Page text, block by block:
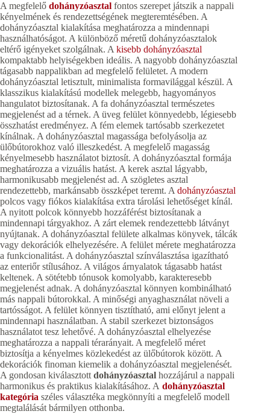
A megfelelő dohányzóasztal fontos szerepet játszik a nappali
kényelmének és rendezettségének megteremtésében. A
dohányzóasztal kialakítása meghatározza a mindennapi
használhatóságot. A különböző méretű dohányzóasztalok
eltérő igényeket szolgálnak. Akisebb dohányzóasztal
kompaktabb helyiségekben ideális. A nagyobb dohányzóasztal
tágasabb nappalikban ad megfelelő felületet. A modern
dohányzóasztal letisztult, minimalista formavilággal készül. A
klasszikus kialakítású modellek melegebb, hagyományos
hangulatot biztosítanak. A fa dohányzóasztal természetes
megjelenést ad a térnek. A üveg felület könnyedebb, légiesebb
összhatást eredményez. A fém elemek tartósabb szerkezetet
kínálnak. A dohányzóasztal magassága befolyásolja az
ülőbútorokhoz való illeszkedést. A megfelelő magasság
kényelmesebb használatot biztosít. A dohányzóasztal formája
meghatározza a vizuális hatást. A kerek asztal lágyabb,
harmonikusabb megjelenést ad. A szögletes asztal
rendezettebb, markánsabb összképet teremt. Adohányzóasztal
polcos vagy fiókos kialakítása extra tárolási lehetőséget kínál.
A nyitott polcok könnyebb hozzáférést biztosítanak a
mindennapi tárgyakhoz. A zárt elemek rendezettebb látványt
nyújtanak. A dohányzóasztal felülete alkalmas könyvek, tálcák
vagy dekorációk elhelyezésére. A felület mérete meghatározza
a funkcionalitást. A dohányzóasztal színválasztása igazítható
az enteriőr stílusához. A világos árnyalatok tágasabb hatást
keltenek. A sötétebb tónusok komolyabb, karakteresebb
megjelenést adnak. A dohányzóasztal könnyen kombinálható
más nappali bútorokkal. A minőségi anyaghasználat növeli a
tartósságot. A felület könnyen tisztítható, ami előnyt jelent a
mindennapi használatban. A stabil szerkezet biztonságos
használatot tesz lehetővé. A dohányzóasztal elhelyezése
meghatározza a nappali térarányait. A megfelelő méret
biztosítja a kényelmes közlekedést az ülőbútorok között. A
dekorációk finoman kiemelik a dohányzóasztal megjelenését.
A gondosan kiválasztottdohányzóasztal hozzájárul a nappali
harmonikus és praktikus kialakításához. A dohányzóasztal
kategória széles választéka megkönnyíti a megfelelő modell
megtalálását bármilyen otthonba.